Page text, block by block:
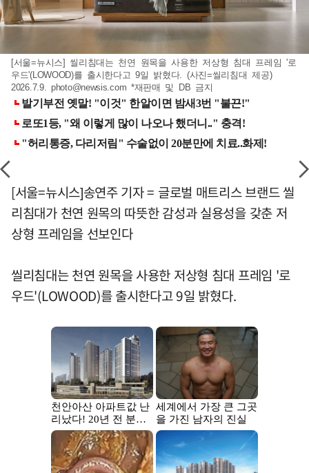
[서울=뉴시스] 씰리침대는 천연 원목을 사용한 저상형 침대 프레임 '로
우드'(LOWOOD)를 출시한다고 9일 밝혔다. (사진=씰리침대 제공)
2026.7.9.photo@newsis.com *재판매 및 DB 금지
[서울=뉴시스]송연주 기자 = 글로벌 매트리스 브랜드 씰
리침대가 천연 원목의 따뜻한 감성과 실용성을 갖춘 저
상형 프레임을 선보인다
씰리침대는 천연 원목을 사용한 저상형 침대 프레임 '로
우드'(LOWOOD)를 출시한다고 9일 밝혔다.